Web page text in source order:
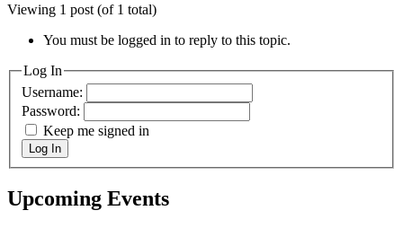
Viewing 1 post (of 1 total)
You must be logged in to reply to this topic.
Log In
Username:
Password:
Keep me signed in
Log In
Upcoming Events